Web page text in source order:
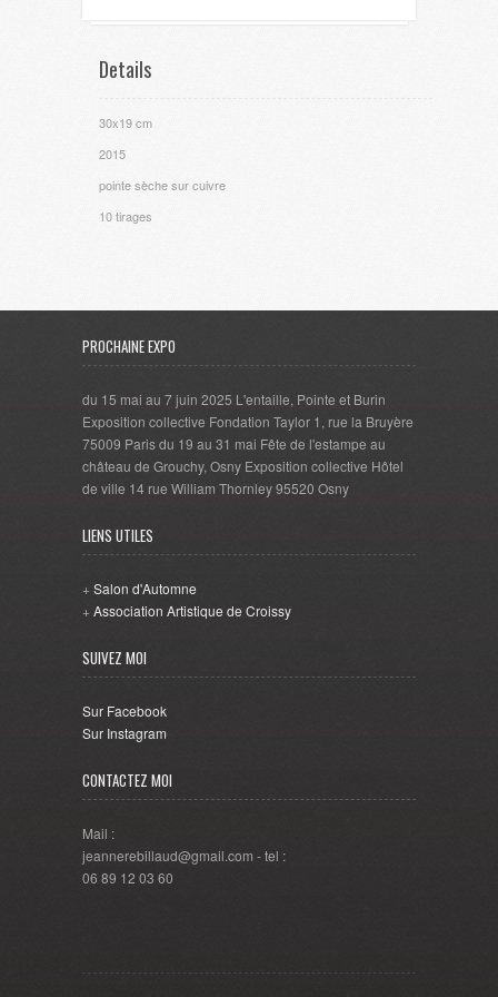
Details
30x19 cm
2015
pointe sèche sur cuivre
10 tirages
PROCHAINE EXPO
du 15 mai au 7 juin 2025 L'entaille, Pointe et Burin
Exposition collective Fondation Taylor 1, rue la Bruyère
75009 Paris du 19 au 31 mai Fête de l'estampe au
château de Grouchy, Osny Exposition collective Hôtel
de ville 14 rue William Thornley 95520 Osny
LIENS UTILES
+ Salon d'Automne
+ Association Artistique de Croissy
SUIVEZ MOI
Sur Facebook
Sur Instagram
CONTACTEZ MOI
Mail :
jeannerebillaud@gmail.com - tel :
06 89 12 03 60